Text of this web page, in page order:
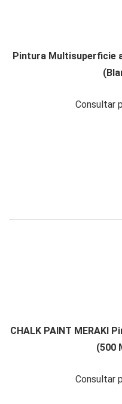
Pintura Multisuperficie
Consultar
CHALK PAINT MERAKI
(500
Consultar